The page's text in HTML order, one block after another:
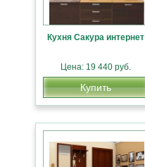
Кухня Сакура интернет
Цена: 19 440 руб.
Купить